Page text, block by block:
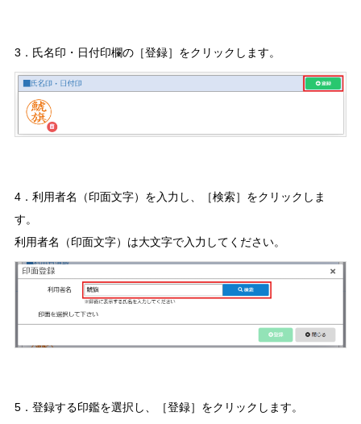
3．氏名印・日付印欄の［登録］をクリックします。
4．利用者名（印面文字）を入力し、［検索］をクリックしま
す。
利用者名（印面文字）は大文字で入力してください。
5．登録する印鑑を選択し、［登録］をクリックします。